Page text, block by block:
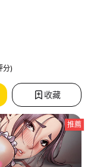
分)
收藏
推薦